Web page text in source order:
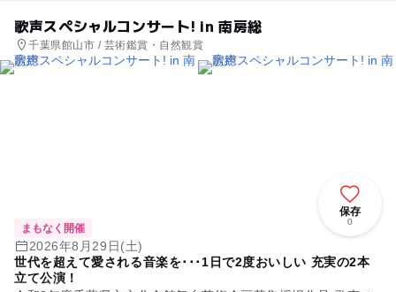
歌声スペシャルコンサート! in 南房総
千葉県館山市 / 芸術鑑賞・自然観賞
保存
0
まもなく開催
2026年8月29日(土)
世代を超えて愛される音楽を･･･1日で2度おいしい 充実の2本
立て公演！